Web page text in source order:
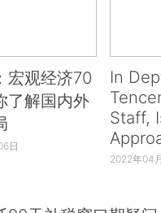
宏观经济70
了解国内外
日
In
Staff,
2022年04